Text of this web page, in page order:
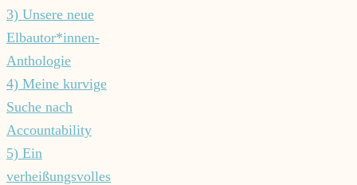
3) Unsere neue
Elbautor*innen-
Anthologie
4) Meine kurvige
Suche nach
Accountability
5) Ein
verheißungsvolles